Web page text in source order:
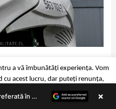
Copy
Link
a vă îmbunătăți experiența. Vom
cu acest lucru, dar puteți renunța,
Reject Mai multe detalii
Adaugă mobilitate.eu ca sursă preferată în Google ×